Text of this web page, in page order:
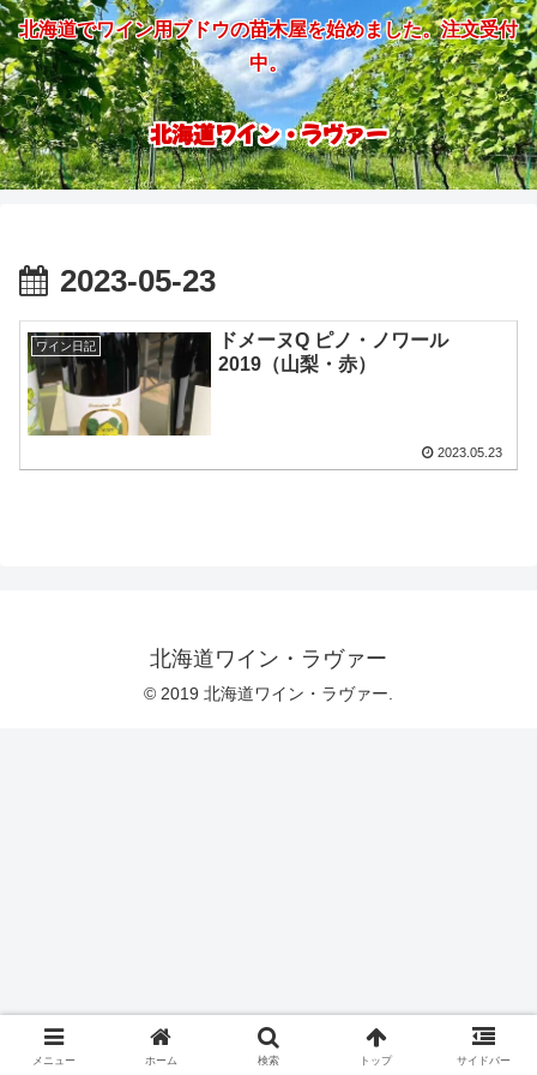
北海道でワイン用ブドウの苗木屋を始めました。注文受付
中。
北海道ワイン・ラヴァー
2023-05-23
ワイン日記
ドメーヌQ ピノ・ノワール
2019（山梨・赤）
2023.05.23
北海道ワイン・ラヴァー
© 2019 北海道ワイン・ラヴァー.
メニュー ホーム 検索 トップ サイドバー